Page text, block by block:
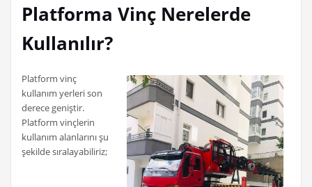
Platforma Vinç Nerelerde
Kullanılır?
Platform vinç
kullanım yerleri son
derece geniştir.
Platform vinçlerin
kullanım alanlarını şu
şekilde sıralayabiliriz;